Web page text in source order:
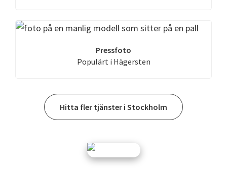
Pressfoto
Populärt i Hägersten
Hitta fler tjänster i Stockholm